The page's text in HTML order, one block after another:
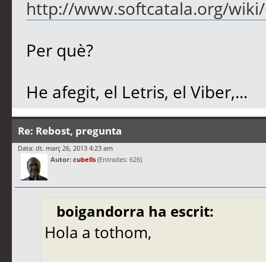
http://www.softcatala.org/
Per què?
He afegit, el Letris, el Viber,...
Re: Rebost, pregunta
Data: dt. març 26, 2013 4:23 am
Autor: cubells (Entrades: 626)
boigandorra ha escrit:
Hola a tothom,